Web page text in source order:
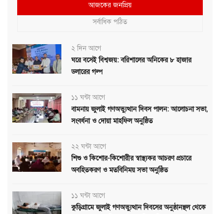
আজকের জনপ্রিয়
সর্বাধিক পঠিত
২ দিন আগে
ঘরে বসেই বিশ্বজয়: বরিশালের অনিকের ৮ হাজার
ডলারের গল্প
১১ ঘন্টা আগে
বামনায় জুলাই গণঅভ্যুত্থান দিবস পালন: আলোচনা সভা,
সংবর্ধনা ও দোয়া মাহফিল অনুষ্ঠিত
২২ ঘন্টা আগে
শিশু ও কিশোর-কিশোরীর স্বাস্থ্যকর আচরণ প্রচারে
অবহিতকরণ ও মতবিনিময় সভা অনুষ্ঠিত
১১ ঘন্টা আগে
কুড়িগ্রামে জুলাই গণঅভ্যুত্থান দিবসের অনুষ্ঠানস্থল থেকে